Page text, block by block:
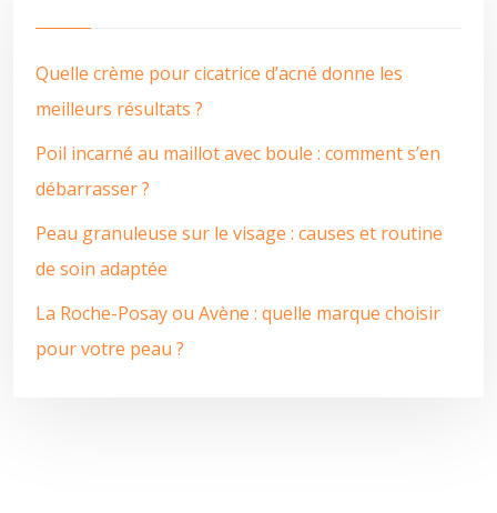
Quelle crème pour cicatrice d’acné donne les
meilleurs résultats ?
Poil incarné au maillot avec boule : comment s’en
débarrasser ?
Peau granuleuse sur le visage : causes et routine
de soin adaptée
La Roche-Posay ou Avène : quelle marque choisir
pour votre peau ?